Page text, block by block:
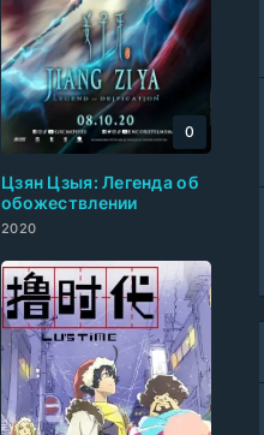
Цзян Цзыя: Легенда об
обожествлении
2020
0